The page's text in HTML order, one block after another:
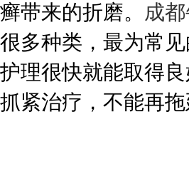
癣带来的折磨。 成
很多种类，最为常
护理很快就能取得
抓紧治疗，不能再